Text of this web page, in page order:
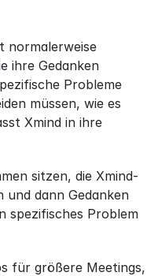
normalerweise
ihre Gedanken
Probleme
müssen, wie es
Xmind in ihre
sitzen, die Xmind-
dann Gedanken
spezifisches Problem
für größere Meetings,